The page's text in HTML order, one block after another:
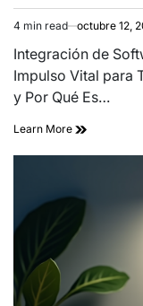
Estimated
read
time
4 min read octubre 12,
Integración de
Impulso Vital para
y Por Qué Es…
Learn More